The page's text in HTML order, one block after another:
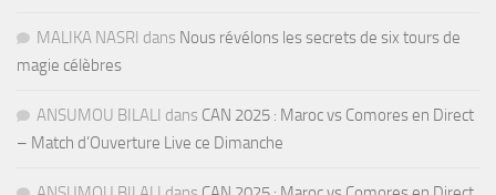
MALIKA NASRI dans Nous révélons les secrets de six tours de
magie célèbres
ANSUMOU BILALI dans CAN 2025 : Maroc vs Comores en Direct
– Match d’Ouverture Live ce Dimanche